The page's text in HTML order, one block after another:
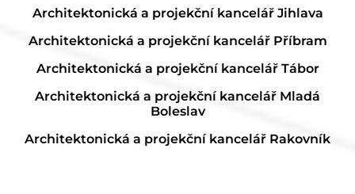
Architektonická a projekční kancelář Jihlava
Architektonická a projekční kancelář Příbram
Architektonická a projekční kancelář Tábor
Architektonická a projekční kancelář Mladá
Boleslav
Architektonická a projekční kancelář Rakovník